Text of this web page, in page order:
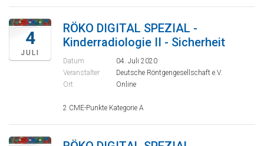
4
JULI
RÖKO DIGITAL SPEZIAL -
Kinderradiologie II - Sicherheit
Datum
04. Juli 2020
Veranstalter
Deutsche Röntgengesellschaft e.V.
Ort
Online
2 CME-Punkte Kategorie A